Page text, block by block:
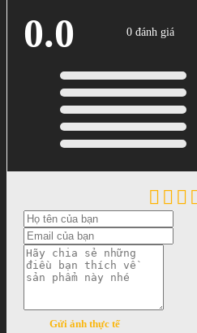
0.0 0 đánh giá
Gửi ảnh thực tế